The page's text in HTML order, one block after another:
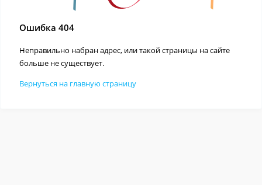
Ошибка 404
Неправильно набран адрес, или такой страницы на сайте
больше не существует.
Вернуться на главную страницу